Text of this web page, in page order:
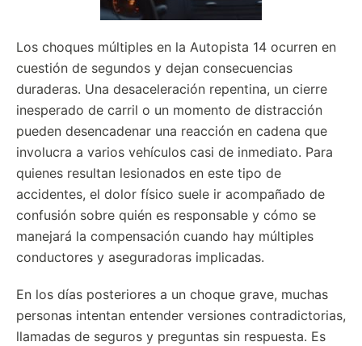
Los choques múltiples en la Autopista 14 ocurren en
cuestión de segundos y dejan consecuencias
duraderas. Una desaceleración repentina, un cierre
inesperado de carril o un momento de distracción
pueden desencadenar una reacción en cadena que
involucra a varios vehículos casi de inmediato. Para
quienes resultan lesionados en este tipo de
accidentes, el dolor físico suele ir acompañado de
confusión sobre quién es responsable y cómo se
manejará la compensación cuando hay múltiples
conductores y aseguradoras implicadas.
En los días posteriores a un choque grave, muchas
personas intentan entender versiones contradictorias,
llamadas de seguros y preguntas sin respuesta. Es